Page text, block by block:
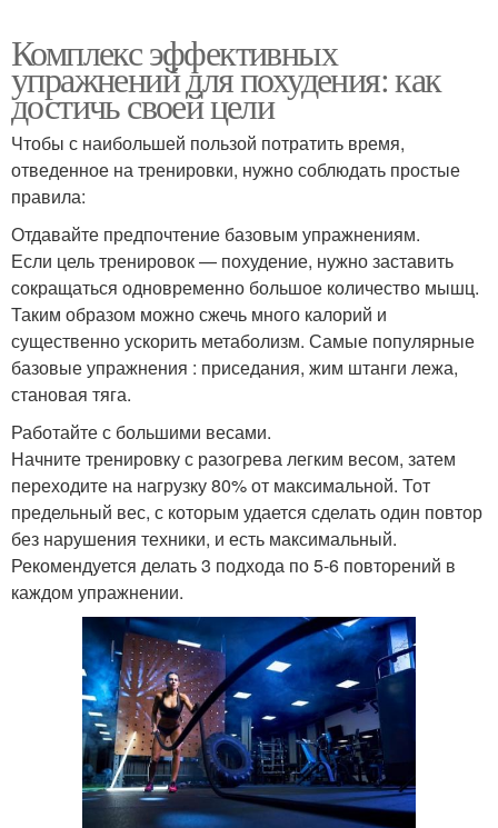
Комплекс эффективных
упражнений для похудения: как
достичь своей цели
Чтобы с наибольшей пользой потратить время,
отведенное на тренировки, нужно соблюдать простые
правила:
Отдавайте предпочтение базовым упражнениям.
Если цель тренировок — похудение, нужно заставить
сокращаться одновременно большое количество мышц.
Таким образом можно сжечь много калорий и
существенно ускорить метаболизм. Самые популярные
базовые упражнения : приседания, жим штанги лежа,
становая тяга.
Работайте с большими весами.
Начните тренировку с разогрева легким весом, затем
переходите на нагрузку 80% от максимальной. Тот
предельный вес, с которым удается сделать один повтор
без нарушения техники, и есть максимальный.
Рекомендуется делать 3 подхода по 5-6 повторений в
каждом упражнении.